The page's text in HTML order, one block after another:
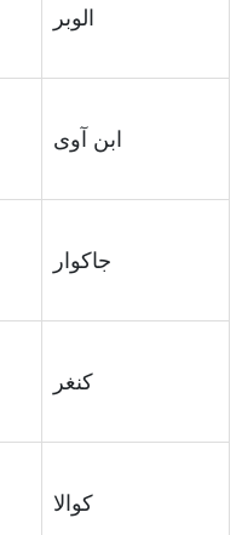
الوبر
ابن آوى
جاكوار
كنغر
كوالا